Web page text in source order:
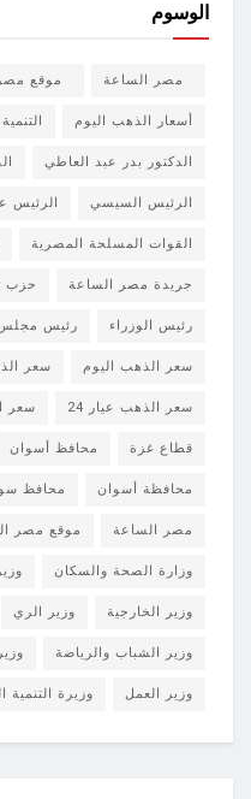
الوسوم
مصر الساعة موقع
أسعار الذهب اليوم
الدكتور بدر عبد العاطي
الرئيس السيسي الرئيس
القوات المسلحة المصرية
جريدة مصر الساعة حزب
رئيس الوزراء رئيس مجلس
سعر الذهب اليوم سعر
سعر الذهب عيار 24 سعر
قطاع غزة محافظ أسوان
محافظة أسوان محافظ
مصر الساعة موقع مصر
وزارة الصحة والسكان
وزير الخارجية وزير الري
وزير الشباب والرياضة
وزير العمل وزيرة التنمية